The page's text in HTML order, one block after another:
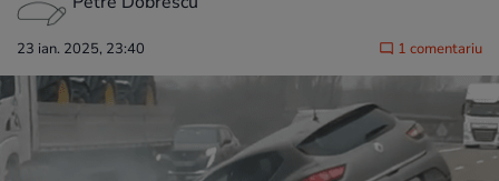
23 ian. 2025, 23:40 1 comentariu